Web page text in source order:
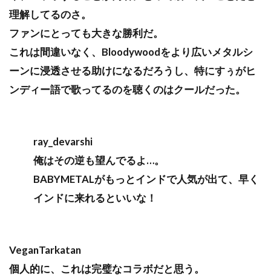
理解してるのさ。
ファンにとっても大きな勝利だ。
これは間違いなく、Bloodywoodをより広いメタルシ
ーンに浸透させる助けになるだろうし、特にすぅがヒ
ンディー語で歌ってるのを聴くのはクールだった。
ray_devarshi
俺はその逆も望んでるよ…。
BABYMETALがもっとインドで人気が出て、早く
インドに来れるといいな！
VeganTarkatan
個人的に、これは完璧なコラボだと思う。